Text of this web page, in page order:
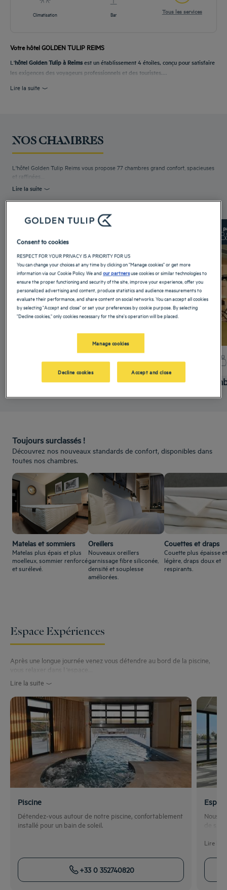
Climatisation Bar Tous les services
Votre hôtel GOLDEN TULIP REIMS
L'hôtel Golden Tulip à Reimsest un établissement 4 étoiles, conçu pour satisfaire
les exigences des voyageurs professionnels et des touristes....
Lire la suite
NOS CHAMBRES
L'hôtel Golden Tulip Reims vous propose 77 chambres grand confort, spacieuses
et raffinées....
Lire la suite
Chambre standard
+ d'infos
À
Toujours surclassés !
Découvrez nos nouveaux standards de confort, disponibles dans
toutes nos chambres.
Matelas et sommiers
Matelas plus épais et plus
moelleux, sommier renforcé
et surélevé.
Oreillers
Nouveaux oreillers
garnissage fibre siliconée,
densité et souplesse
améliorées.
Couettes et draps
Couette plus épaisse
légère, draps doux et
respirants.
Espace Expériences
Après une longue journée venez vous détendre au bord de la piscine,
vous relaxer dans l 'espace...
Lire la suite
Piscine
Détendez-vous autour de notre piscine, confortablement
installé pour un bain de soleil.
+33 0 352740820
Nous
Lire la
Consent to cookies
RESPECT FOR YOUR PRIVACY IS A PRIORITY FOR US
You can change your choices at any time by clicking on "Manage cookies" or get more
information via our Cookie Policy. We andour partnersuse cookies or similar technologies to
ensure the proper functioning and security of the site, improve your experience, offer you
personalized advertising and content, produce statistics and audience measurements to
evaluate their performance, and share content on social networks. You can accept all cookies
by selecting "Accept and close" or set your preferences by cookie purpose. By selecting
"Decline cookies," only cookies necessary for the site's operation will be placed.
Manage cookies
Decline cookies Accept and close